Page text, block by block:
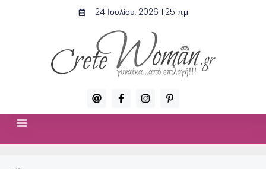
24 Ιουλίου, 2026 1:25 πμ
A
t
F
a
c
I
n
s
P
i
n